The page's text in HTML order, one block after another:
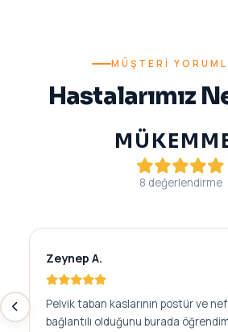
MÜŞTERI
Hastalarımız
8 değerlendirme
Zeynep A.
Pelvik taban kaslarının postür ve
bağlantılı olduğunu burada